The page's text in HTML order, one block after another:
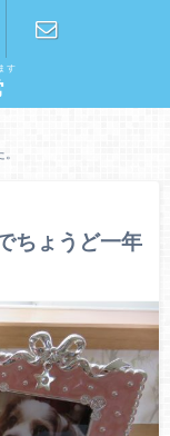
す
ちょうど一年